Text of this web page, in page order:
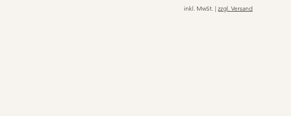
inkl. MwSt. |zzgl. Versand